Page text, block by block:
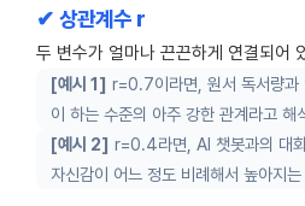
✔ 상관계수 r
두 변수가 얼마나 끈끈하게 연결되어
[예시 1] r=0.7이라면, 원서 독서량과
이 하는 수준의 아주 강한 관계라고 해
[예시 2] r=0.4라면, AI 챗봇과의 대
자신감이 어느 정도 비례해서 높아지